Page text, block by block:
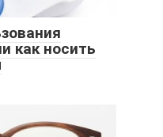
как носить